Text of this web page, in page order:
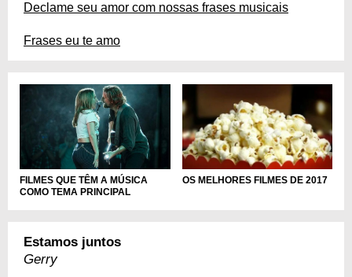
Declame seu amor com nossas frases musicais
Frases eu te amo
FILMES QUE TÊM A MÚSICA
COMO TEMA PRINCIPAL
OS MELHORES FILMES DE 2017
Estamos juntos
Gerry